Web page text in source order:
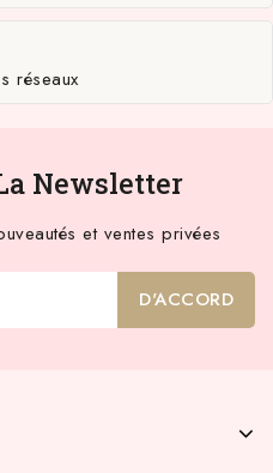
réseaux
Newsletter
et ventes privées